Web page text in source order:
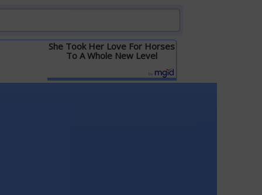
She Took Her Love For Horses
To A Whole New Level
Детальніше